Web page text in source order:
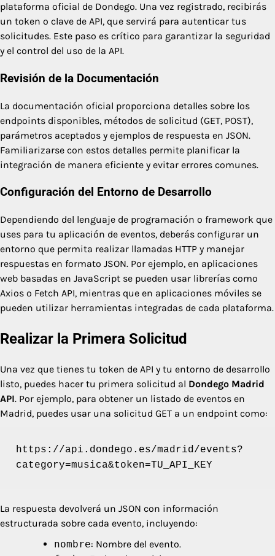
plataforma oficial de Dondego. Una vez registrado, recibirás
un token o clave de API, que servirá para autenticar tus
solicitudes. Este paso es crítico para garantizar la seguridad
y el control del uso de la API.
Revisión de la Documentación
La documentación oficial proporciona detalles sobre los
endpoints disponibles, métodos de solicitud (GET, POST),
parámetros aceptados y ejemplos de respuesta en JSON.
Familiarizarse con estos detalles permite planificar la
integración de manera eficiente y evitar errores comunes.
Configuración del Entorno de Desarrollo
Dependiendo del lenguaje de programación o framework que
uses para tu aplicación de eventos, deberás configurar un
entorno que permita realizar llamadas HTTP y manejar
respuestas en formato JSON. Por ejemplo, en aplicaciones
web basadas en JavaScript se pueden usar librerías como
Axios o Fetch API, mientras que en aplicaciones móviles se
pueden utilizar herramientas integradas de cada plataforma.
Realizar la Primera Solicitud
Una vez que tienes tu token de API y tu entorno de desarrollo
listo, puedes hacer tu primera solicitud al Dondego Madrid
API. Por ejemplo, para obtener un listado de eventos en
Madrid, puedes usar una solicitud GET a un endpoint como:
https://api.dondego.es/madrid/events?
category=musica&token=TU_API_KEY
La respuesta devolverá un JSON con información
estructurada sobre cada evento, incluyendo:
nombre: Nombre del evento.